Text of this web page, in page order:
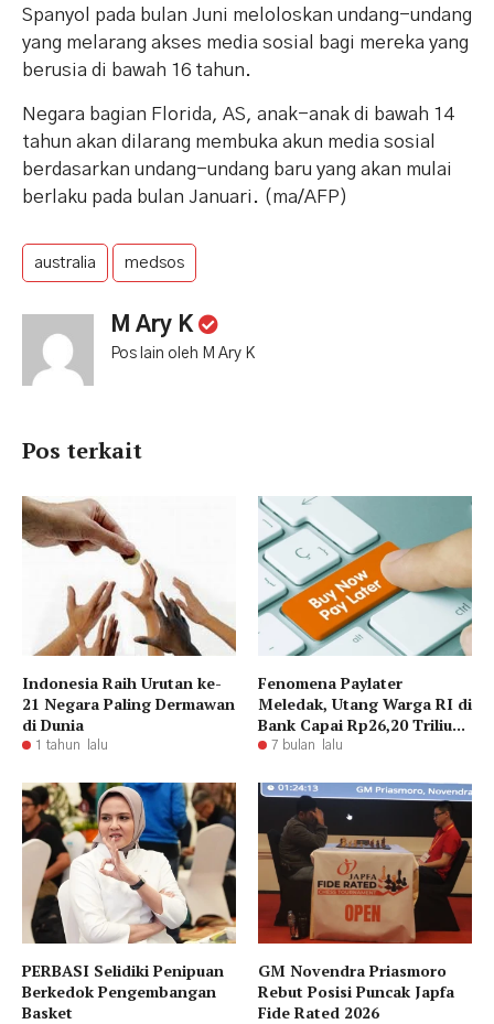
Spanyol pada bulan Juni meloloskan undang-undang
yang melarang akses media sosial bagi mereka yang
berusia di bawah 16 tahun.
Negara bagian Florida, AS, anak-anak di bawah 14
tahun akan dilarang membuka akun media sosial
berdasarkan undang-undang baru yang akan mulai
berlaku pada bulan Januari. (ma/AFP)
australia medsos
M Ary K
Pos lain oleh M Ary K
Pos terkait
Indonesia Raih Urutan ke-
21 Negara Paling Dermawan
di Dunia
1 tahun lalu
Fenomena Paylater
Meledak, Utang Warga RI di
Bank Capai Rp26,20 Triliu...
7 bulan lalu
PERBASI Selidiki Penipuan
Berkedok Pengembangan
Basket
GM Novendra Priasmoro
Rebut Posisi Puncak Japfa
Fide Rated 2026